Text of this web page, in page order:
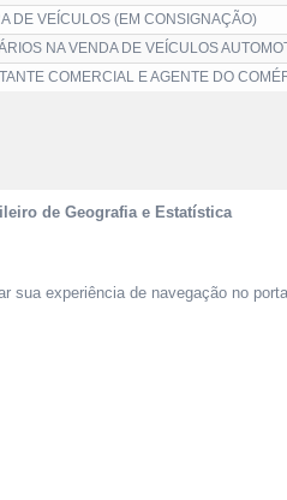
DE VEÍCULOS (EM CONSIGNAÇÃO)
NA VENDA DE VEÍCULOS
COMERCIAL E AGENTE DO
de Geografia e Estatística
sua experiência de navegação no